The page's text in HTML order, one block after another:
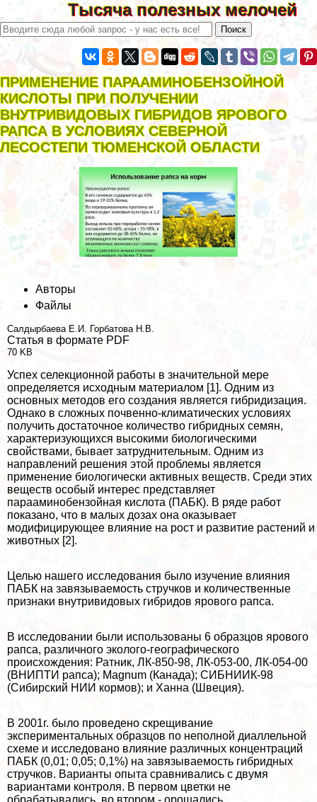
Тысяча полезных мелочей
ПРИМЕНЕНИЕ ПАРААМИНОБЕНЗОЙНОЙ
КИСЛОТЫ ПРИ ПОЛУЧЕНИИ
ВНУТРИВИДОВЫХ ГИБРИДОВ ЯРОВОГО
РАПСА В УСЛОВИЯХ СЕВЕРНОЙ
ЛЕСОСТЕПИ ТЮМЕНСКОЙ ОБЛАСТИ
Авторы
Файлы
Салдырбаева Е.И. Горбатова Н.В.
Статья в формате PDF
70 KB
Успех селекционной работы в значительной мере
определяется исходным материалом [1]. Одним из
основных методов его создания является гибридизация.
Однако в сложных почвенно-климатических условиях
получить достаточное количество гибридных семян,
хаpaктеризующихся высокими биологическими
свойствами, бывает затруднительным. Одним из
направлений решения этой проблемы является
применение биологически активных веществ. Среди этих
веществ особый интерес представляет
парааминобензойная кислота (ПАБК). В ряде работ
показано, что в малых дозах она оказывает
модифицирующее влияние на рост и развитие растений и
животных [2].
Целью нашего исследования было изучение влияния
ПАБК на завязываемость стручков и количественные
признаки внутривидовых гибридов ярового рапса.
В исследовании были использованы 6 образцов ярового
рапса, различного эколого-географического
происхождения: Ратник, ЛК-850-98, ЛК-053-00, ЛК-054-00
(ВНИПТИ рапса); Magnum (Канада); СИБНИИК-98
(Сибирский НИИ кормов); и Ханна (Швеция).
В 2001г. было проведено скрещивание
экспериментальных образцов по неполной диаллельной
схеме и исследовано влияние различных концентраций
ПАБК (0,01; 0,05; 0,1%) на завязываемость гибридных
стручков. Варианты опыта сравнивались с двумя
вариантами контроля. В первом цветки не
обpaбатывались, во втором - орошались